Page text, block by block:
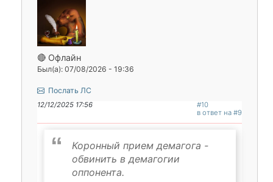
🔴 Офлайн
Был(а): 07/08/2026 - 19:36
Послать ЛС
12/12/2025 17:56
#10
в ответ на #9
Коронный прием демагога -
обвинить в демагогии
оппонента.